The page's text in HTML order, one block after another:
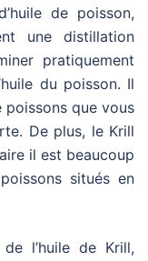
de poisson,
une distillation
pratiquement
du poisson. Il
poissons que vous
De plus, le Krill
il est beaucoup
situés en
l’huile de Krill,